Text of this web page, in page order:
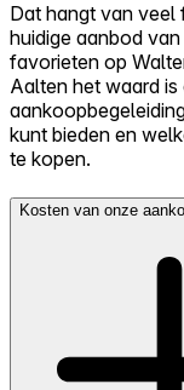
Dat hangt van veel
huidige aanbod
favorieten op
Aalten het waard
kunt bieden en
te kopen.
Kosten van onze